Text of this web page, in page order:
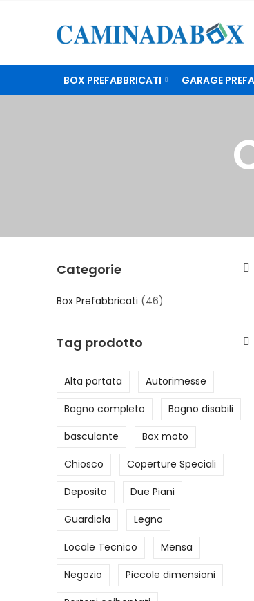
BOX PREFABBRICATI GARAGE
Categorie
Box Prefabbricati (46)
Tag prodotto
Alta portata
Autorimesse
Bagno completo
Bagno disabili
basculante
Box moto
Chiosco
Coperture Speciali
Deposito
Due Piani
Guardiola
Legno
Locale Tecnico
Mensa
Negozio
Piccole dimensioni